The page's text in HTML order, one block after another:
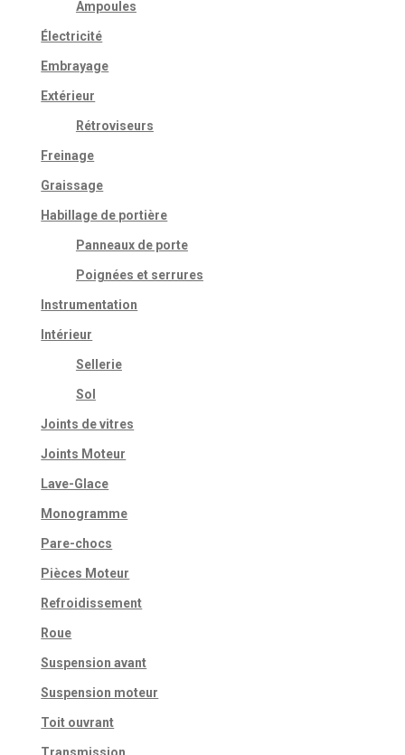
Ampoules
Électricité
Embrayage
Extérieur
Rétroviseurs
Freinage
Graissage
Habillage de portière
Panneaux de porte
Poignées et serrures
Instrumentation
Intérieur
Sellerie
Sol
Joints de vitres
Joints Moteur
Lave-Glace
Monogramme
Pare-chocs
Pièces Moteur
Refroidissement
Roue
Suspension avant
Suspension moteur
Toit ouvrant